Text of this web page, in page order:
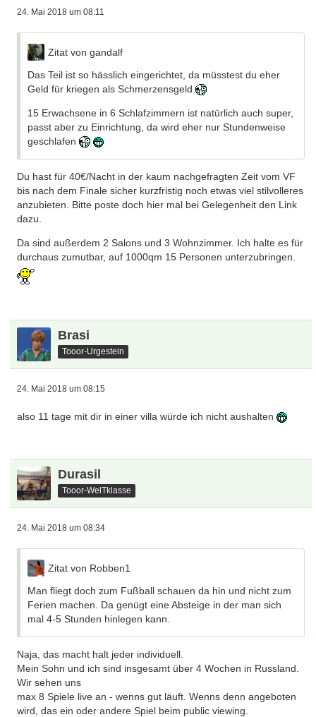
24. Mai 2018 um 08:11
Zitat von gandalf
Das Teil ist so hässlich eingerichtet, da müsstest du eher
Geld für kriegen als Schmerzensgeld
15 Erwachsene in 6 Schlafzimmern ist natürlich auch super,
passt aber zu Einrichtung, da wird eher nur Stundenweise
geschlafen
Du hast für 40€/Nacht in der kaum nachgefragten Zeit vom VF
bis nach dem Finale sicher kurzfristig noch etwas viel stilvolleres
anzubieten. Bitte poste doch hier mal bei Gelegenheit den Link
dazu.
Da sind außerdem 2 Salons und 3 Wohnzimmer. Ich halte es für
durchaus zumutbar, auf 1000qm 15 Personen unterzubringen.
Brasi
Tooor-Urgestein
24. Mai 2018 um 08:15
also 11 tage mit dir in einer villa würde ich nicht aushalten
Durasil
Tooor-WelTklasse
24. Mai 2018 um 08:34
Zitat von Robben1
Man fliegt doch zum Fußball schauen da hin und nicht zum
Ferien machen. Da genügt eine Absteige in der man sich
mal 4-5 Stunden hinlegen kann.
Naja, das macht halt jeder individuell.
Mein Sohn und ich sind insgesamt über 4 Wochen in Russland.
Wir sehen uns
max 8 Spiele live an - wenns gut läuft. Wenns denn angeboten
wird, das ein oder andere Spiel beim public viewing.